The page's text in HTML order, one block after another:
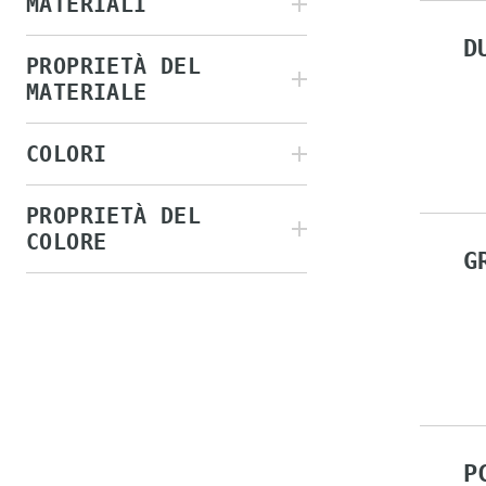
PROPRIETÀ DEL
MATERIALE
COLORI
PROPRIETÀ DEL
COLORE